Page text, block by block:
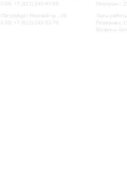
00, +7 (812) 240-01-80
Петербург, Невский пр., 30
00, +7 (812) 240-01-70
Перерыв с
Часы
Перерыв с
Вопросы